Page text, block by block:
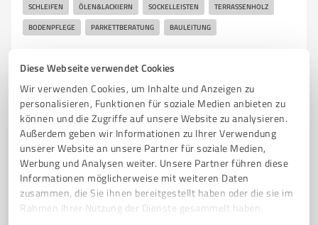
Diese Webseite verwendet Cookies
Wir verwenden Cookies, um Inhalte und Anzeigen zu
personalisieren, Funktionen für soziale Medien anbieten zu
können und die Zugriffe auf unsere Website zu analysieren.
Außerdem geben wir Informationen zu Ihrer Verwendung
unserer Website an unsere Partner für soziale Medien,
Werbung und Analysen weiter. Unsere Partner führen diese
Informationen möglicherweise mit weiteren Daten
zusammen, die Sie ihnen bereitgestellt haben oder die sie im
Rahmen Ihrer Nutzung der Dienste gesammelt haben.
SCHLEIFEN ÖLEN&LACKIERN SOCKELLEISTEN TERRASSENHOLZ
BODENPFLEGE PARKETTBERATUNG BAULEITUNG
www.kaditzianer.de/
0,00 / 5,00
Nicht bewertet0
5 Dienstleistungen